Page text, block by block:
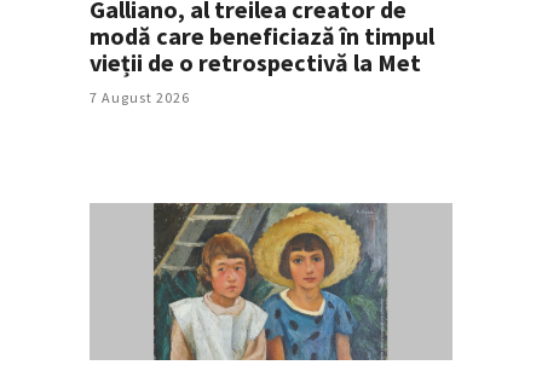
Galliano, al treilea creator de
modă care beneficiază în timpul
vieții de o retrospectivă la Met
7 August 2026